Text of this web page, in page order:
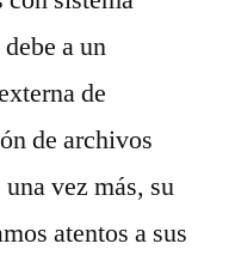
a un
de
de archivos
vez más, su
atentos a sus